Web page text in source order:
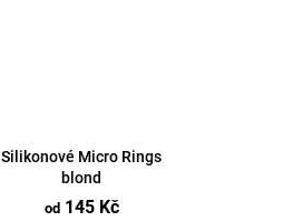
Silikonové Micro Rings
blond
od145 Kč